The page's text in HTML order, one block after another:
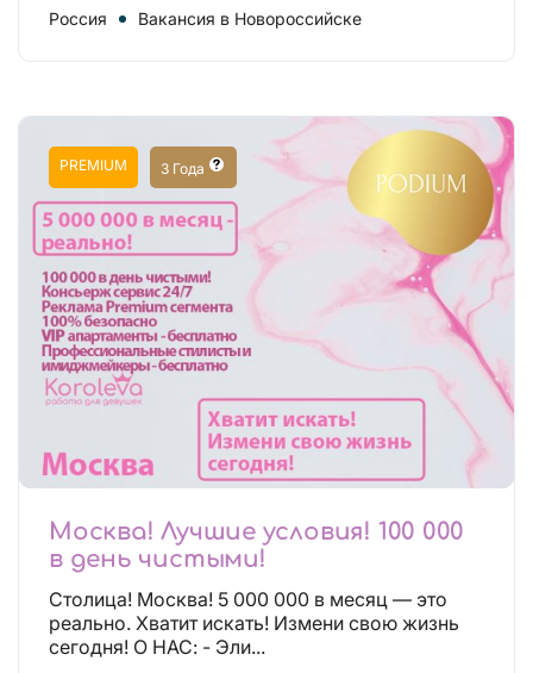
Россия Вакансия в Новороссийске
PREMIUM 3 Года
Москва! Лучшие условия! 100 000
в день чистыми!
Столица! Москва! 5 000 000 в месяц — это
реально. Хватит искать! Измени свою жизнь
сегодня! О НАС: - Эли...